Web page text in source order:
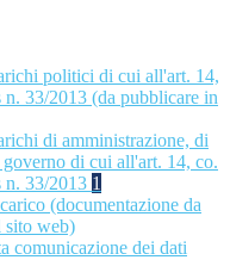
politici di cui all'art. 14,
n. 33/2013 (da pubblicare in
di amministrazione, di
di cui all'art. 14, co.
n. 33/2013 1
(documentazione da
sito web)
comunicazione dei dati